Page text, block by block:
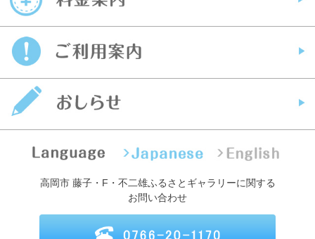
高岡市 藤子・F・不二雄ふるさとギャラリーに関する
お問い合わせ